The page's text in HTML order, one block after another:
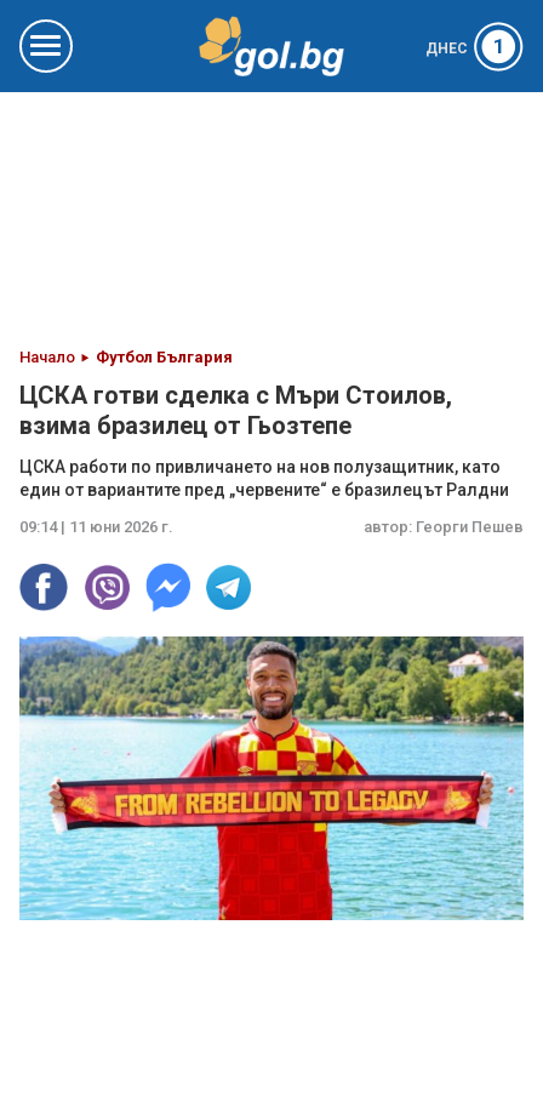
ДНЕС 1
Начало Футбол България
ЦСКА готви сделка с Мъри Стоилов,
взима бразилец от Гьозтепе
ЦСКА работи по привличането на нов полузащитник, като
един от вариантите пред „червените“ е бразилецът Ралдни
09:14 | 11 юни 2026 г. автор: Георги Пешев